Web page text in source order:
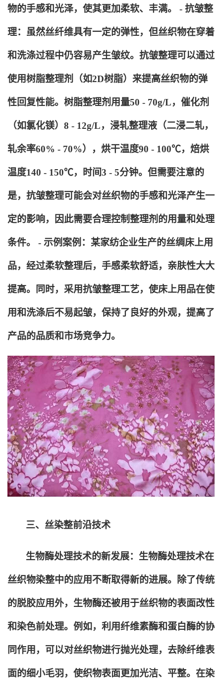
物的手感和光泽，使其更加柔软、丰满。 - 抗皱整
理：虽然丝纤维具有一定的弹性，但丝织物在穿着
和洗涤过程中仍容易产生皱纹。抗皱整理可以通过
使用树脂整理剂（如2D树脂）来提高丝织物的弹
性回复性能。树脂整理剂用量50 - 70g/L，催化剂
（如氯化镁）8 - 12g/L，浸轧整理液（二浸二轧，
轧余率60% - 70%），烘干温度90 - 100℃，焙烘
温度140 - 150℃，时间3 - 5分钟。但需要注意的
是，抗皱整理可能会对丝织物的手感和光泽产生一
定的影响，因此需要合理控制整理剂的用量和处理
条件。 - 示例案例：某家纺企业生产的丝绸床上用
品，经过柔软整理后，手感柔软舒适，亲肤性大大
提高。同时，采用抗皱整理工艺，使床上用品在使
用和洗涤后不易起皱，保持了良好的外观，提高了
产品的品质和市场竞争力。
三、丝染整前沿技术
生物酶处理技术的新发展：生物酶处理技术在
丝织物染整中的应用不断取得新的进展。除了传统
的脱胶应用外，生物酶还被用于丝织物的表面改性
和染色前处理。例如，利用纤维素酶和蛋白酶的协
同作用，可以对丝织物进行抛光处理，去除纤维表
面的细小毛羽，使织物表面更加光洁、平整。在染